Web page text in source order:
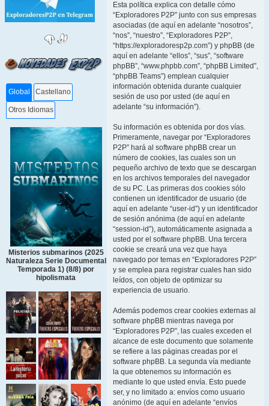
Global Castellano
Otros Idiomas
Misterios submarinos (2025
Naturaleza Serie Documental
Temporada 1) (8/8) por
hipolismata
Esta política explica con detalle cómo
“Exploradores P2P” junto con sus empresas
asociadas (de aquí en adelante “nosotros”,
“nos”, “nuestro”, “Exploradores P2P”,
“https://exploradoresp2p.com”) y phpBB (de
aquí en adelante “ellos”, “sus”, “software
phpBB”, “www.phpbb.com”, “phpBB Limited”,
“phpBB Teams”) emplean cualquier
información obtenida durante cualquier
sesión de uso por usted (de aquí en
adelante “su información”).
Su información es obtenida por dos vías.
Primeramente, navegar por “Exploradores
P2P” hará al software phpBB crear un
número de cookies, las cuales son un
pequeño archivo de texto que se descargan
en los archivos temporales del navegador
de su PC. Las primeras dos cookies sólo
contienen un identificador de usuario (de
aquí en adelante “user-id”) y un identificador
de sesión anónima (de aquí en adelante
“session-id”), automáticamente asignada a
usted por el software phpBB. Una tercera
cookie se creará una vez que haya
navegado por temas en “Exploradores P2P”
y se emplea para registrar cuales han sido
leídos, con objeto de optimizar su
experiencia de usuario.
Además podemos crear cookies externas al
software phpBB mientras navega por
“Exploradores P2P”, las cuales exceden el
alcance de este documento que solamente
se refiere a las páginas creadas por el
software phpBB. La segunda vía mediante
la que obtenemos su información es
mediante lo que usted envía. Esto puede
ser, y no limitado a: envíos como usuario
anónimo (de aquí en adelante “envíos